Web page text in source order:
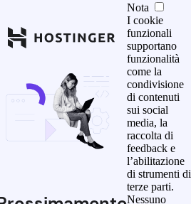
Nota
I cookie
funzionali
supportano
funzionalità
come la
condivisione
di contenuti
sui social
media, la
raccolta di
feedback e
l’abilitazione
di strumenti di
terze parti.
Nessuno